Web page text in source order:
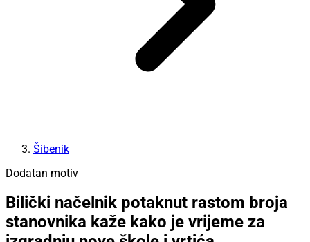
Šibenik
Dodatan motiv
Bilički načelnik potaknut rastom broja
stanovnika kaže kako je vrijeme za